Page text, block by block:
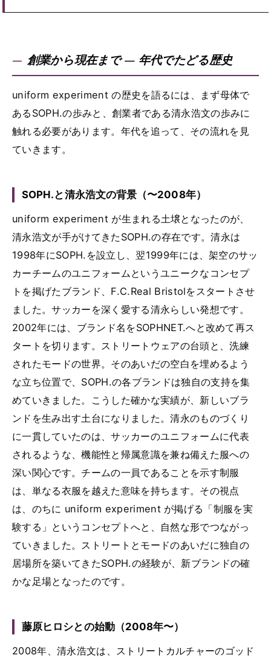
創業から現在まで — 年代でたどる歴史
uniform experiment の歴史を語るには、まず母体で
あるSOPH.の歩みと、創業者である清永浩文の歩みに
触れる必要があります。年代を追って、その流れを見
ていきます。
SOPH.と清永浩文の背景（〜2008年）
uniform experiment が生まれる土壌となったのが、
清永浩文が手がけてきたSOPH.の存在です。清永は
1998年にSOPH.を設立し、翌1999年には、架空のサッ
カーチームのユニフォームというユニークなコンセプ
トを掲げたブランド、F.C.Real Bristolをスタートさせ
ました。サッカーを深く愛する清永らしい発想です。
2002年には、ブランド名をSOPHNET.へと改めて再ス
タートを切ります。ストリートウェアの台頭と、洗練
されたモードの世界。そのあいだの空白を埋めるよう
な立ち位置で、SOPH.の各ブランドは独自の支持を集
めていきました。こうした確かな実績が、新しいブラ
ンドを生み出す土台になりました。清永のものづくり
に一貫していたのは、サッカーのユニフォームに代表
されるような、機能性と帰属意識を兼ね備えた服への
深い関心です。チームの一員であることを示す制服
は、単なる衣服を越えた意味を持ちます。その視点
は、のちに uniform experiment が掲げる「制服を実
験する」というコンセプトへと、自然な形でつながっ
ていきました。ストリートとモードのあいだに独自の
居場所を築いてきたSOPH.の経験が、新ブランドの確
かな足場となったのです。
藤原ヒロシとの始動（2008年〜）
2008年、清永浩文は、ストリートカルチャーのゴッド